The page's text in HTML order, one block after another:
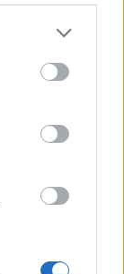
more Google
may click to
tags to
below Google
ønsker, og
inne i en
både for